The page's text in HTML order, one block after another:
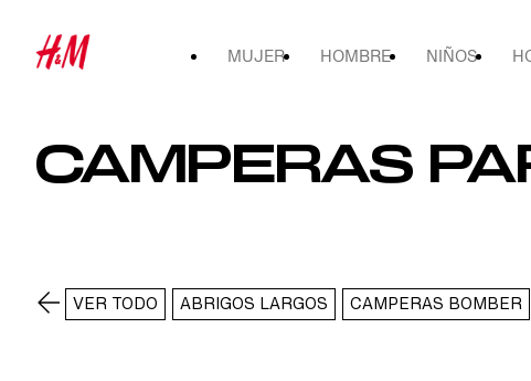
MUJER HOMBRE NIÑOS
CAMPERAS
VER TODO ABRIGOS LARGOS CAMPERAS BOMBER